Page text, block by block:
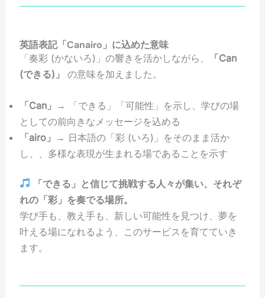
英語表記「Canairo」に込めた意味
「奏彩 (かないろ)」の響きを活かしながら、
「Can
(できる)」
の意味を加えました。
「Can」 → 「できる」「可能性」を示し、学びの場
としての前向きなメッセージを込める
「airo」 → 日本語の「彩 (いろ)」をそのまま活か
し、、多様な表現が生まれる場であることを示す
「できる」と信じて挑戦する人々が集い、それぞ
れの「彩」を奏でる場所。
学び手も、教え手も、新しい可能性を見つけ、夢を
叶える場になれるよう、このサービスを育てていき
ます。